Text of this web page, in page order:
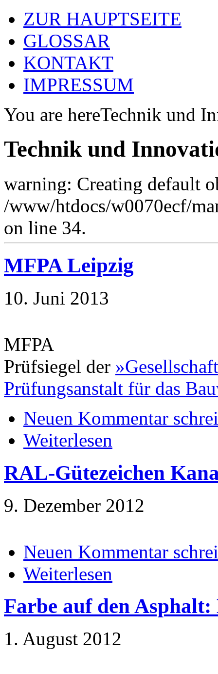
ZUR HAUPTSEITE
GLOSSAR
KONTAKT
IMPRESSUM
You are hereTechnik und
Technik und
warning: Creating default
/www/htdocs/w0070ecf/
on line 34.
MFPA Leipzig
10. Juni 2013
MFPA
Prüfsiegel der
Prüfungsanstalt für das
Neuen Kommentar
Weiterlesen
RAL-Gütezeichen
9. Dezember 2012
Neuen Kommentar
Weiterlesen
Farbe auf den
1. August 2012